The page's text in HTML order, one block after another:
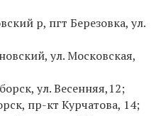
р, пгт Березовка, ул.
ул. Московская,
ул. Весенняя,12;
пр-кт Курчатова, 14;